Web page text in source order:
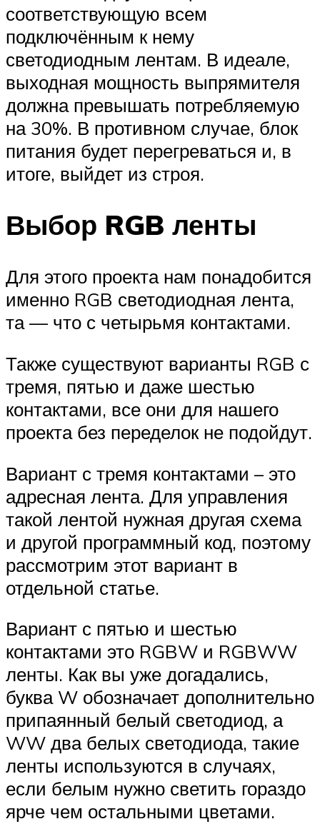
соответствующую всем
подключённым к нему
светодиодным лентам. В идеале,
выходная мощность выпрямителя
должна превышать потребляемую
на 30%. В противном случае, блок
питания будет перегреваться и, в
итоге, выйдет из строя.
Выбор RGB ленты
Для этого проекта нам понадобится
именно RGB светодиодная лента,
та — что с четырьмя контактами.
Также существуют варианты RGB с
тремя, пятью и даже шестью
контактами, все они для нашего
проекта без переделок не подойдут.
Вариант с тремя контактами – это
адресная лента. Для управления
такой лентой нужная другая схема
и другой программный код, поэтому
рассмотрим этот вариант в
отдельной статье.
Вариант с пятью и шестью
контактами это RGBW и RGBWW
ленты. Как вы уже догадались,
буква W обозначает дополнительно
припаянный белый светодиод, а
WW два белых светодиода, такие
ленты используются в случаях,
если белым нужно светить гораздо
ярче чем остальными цветами.